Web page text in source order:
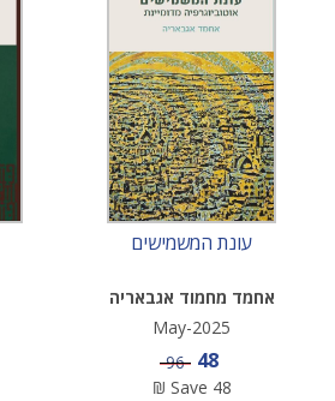
עונת המשמישים
אחמד מחמוד אגבאריה
May-2025
Sale price
48
Price
96
Save 48
₪